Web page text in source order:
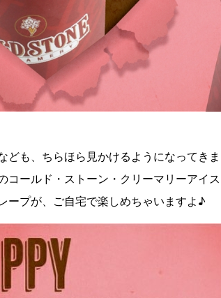
ども、ちらほら見かけるようになってき
コールド・ストーン・クリーマリーアイ
ープが、ご自宅で楽しめちゃいますよ♪